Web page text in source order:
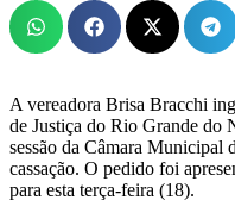
A vereadora Brisa Bracchi
de Justiça do Rio Grande do
sessão da Câmara Municipal
cassação. O pedido foi
para esta terça-feira (18).